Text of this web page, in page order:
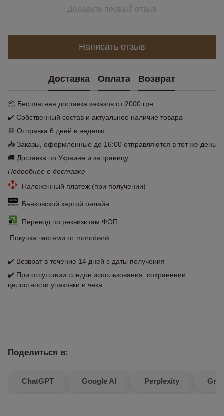
Добавьте первый отзыв
Написать отзыв
Доставка Оплата Возврат
📦 Бесплатная доставка заказов от 2000 грн
✔️ Собственный состав и актуальное наличие товара
📆 Отправка 6 дней в неделю
📥 Заказы, оформленные до 16:00 отправляются в тот же день
🚚 Доставка по Украине и за границу
Подробнее о доставке
Наложенный платеж (при получении)
Банковской картой онлайн
Перевод по реквизитам ФОП
Покупка частями от monobank
✔️ Возврат в течение 14 дней с даты получения
✔️ При отсутствии следов использования, сохранении
целостности упаковки и чека
Поделиться в:
ChatGPT Google AI Perplexity